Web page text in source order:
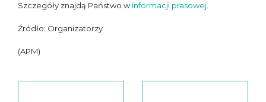
Szczegóły znajdą Państwo winformacji prasowej.
Źródło: Organizatorzy
(APM)